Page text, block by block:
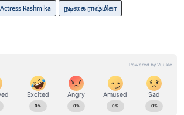
Actress Rashmika
நடிகை ராஷ்மிகா